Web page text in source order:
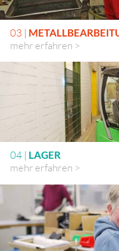
03 |
mehr erfahren >
04 | LAGER
mehr erfahren >